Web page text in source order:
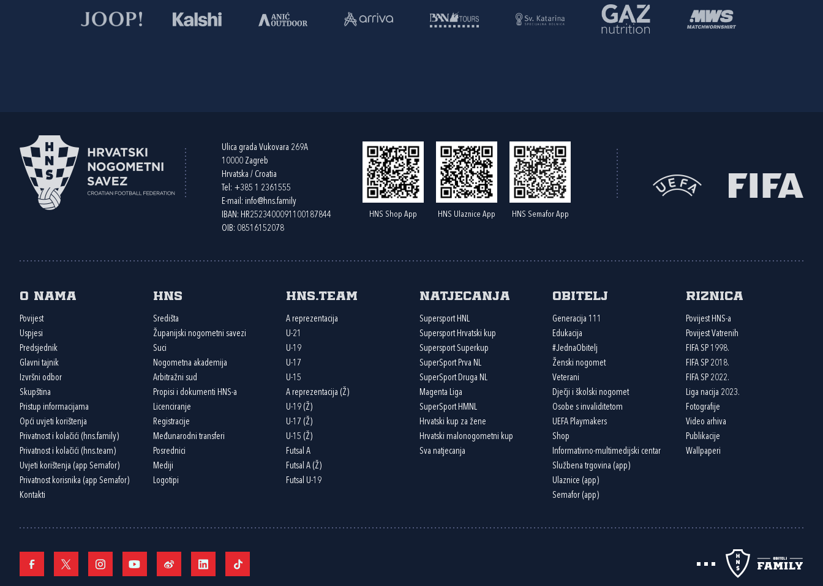
Ulica grada Vukovara 269A
10000 Zagreb
Hrvatska / Croatia
Tel: +385 1 2361555
E-mail: info@hns.family
IBAN: HR2523400091100187844
OIB: 08516152078
HNS Shop App HNS Ulaznice App HNS Semafor App
O nama
Povijest
Uspjesi
Predsjednik
Glavni tajnik
Izvršni odbor
Skupština
Pristup informacijama
Opći uvjeti korištenja
Privatnost i kolačići (hns.family)
Privatnost i kolačići (hns.team)
Uvjeti korištenja (app Semafor)
Privatnost korisnika (app Semafor)
Kontakti
HNS
Središta
Županijski nogometni savezi
Suci
Nogometna akademija
Arbitražni sud
Propisi i dokumenti HNS-a
Licenciranje
Registracije
Međunarodni transferi
Posrednici
Mediji
Logotipi
HNS.team
A reprezentacija
U-21
U-19
U-17
U-15
A reprezentacija (Ž)
U-19 (Ž)
U-17 (Ž)
U-15 (Ž)
Futsal A
Futsal A (Ž)
Futsal U-19
Natjecanja
Supersport HNL
Supersport Hrvatski kup
Supersport Superkup
SuperSport Prva NL
SuperSport Druga NL
Magenta Liga
SuperSport HMNL
Hrvatski kup za žene
Hrvatski malonogometni kup
Sva natjecanja
Obitelj
Generacija 111
Edukacija
#JednaObitelj
Ženski nogomet
Veterani
Dječji i školski nogomet
Osobe s invaliditetom
UEFA Playmakers
Shop
Informativno-multimedijski centar
Službena trgovina (app)
Ulaznice (app)
Semafor (app)
Riznica
Povijest HNS-a
Povijest Vatrenih
FIFA SP 1998.
FIFA SP 2018.
FIFA SP 2022.
Liga nacija 2023.
Fotografije
Video arhiva
Publikacije
Wallpaperi